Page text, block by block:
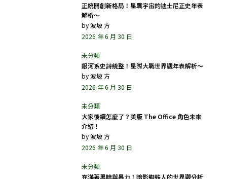
正統開創新格局！星戰宇宙的迪士尼正史年表
解析～
by波坡 方
2026 年 6 月 30 日
銀河系史詩統整！星際大戰世界觀年表解析～
by波坡 方
2026 年 6 月 30 日
大家後續怎麼了？美版 The Office 角色未來
介紹！
by波坡 方
2026 年 6 月 30 日
充滿著黑暗與暴力！暗影蜘蛛人的世界觀分析